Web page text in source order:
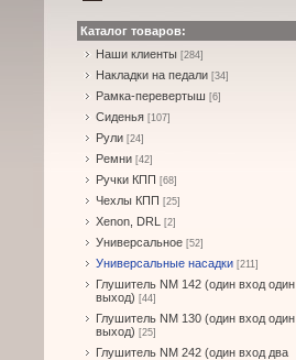
Каталог товаров:
Наши клиенты [284]
Накладки на педали [34]
Рамка-перевертыш [6]
Сиденья [107]
Рули [24]
Ремни [42]
Ручки КПП [68]
Чехлы КПП [25]
Xenon, DRL [2]
Универсальное [52]
Универсальные насадки [211]
Глушитель NM 142 (один вход один
выход) [44]
Глушитель NM 130 (один вход один
выход) [25]
Глушитель NM 242 (один вход два